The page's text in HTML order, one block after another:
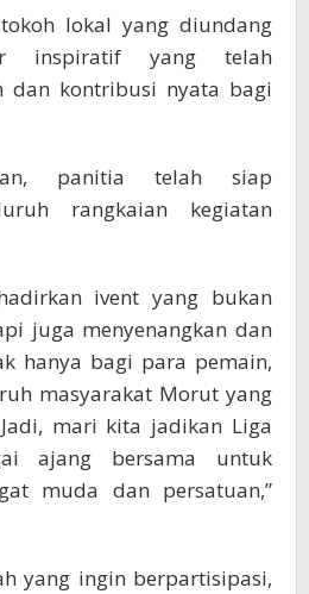
lokal yang diundang
inspiratif yang telah
dan kontribusi nyata bagi
panitia telah siap
rangkaian kegiatan
ivent yang bukan
juga menyenangkan dan
hanya bagi para pemain,
masyarakat Morut yang
mari kita jadikan Liga
ajang bersama untuk
muda dan persatuan,”
yang ingin berpartisipasi,